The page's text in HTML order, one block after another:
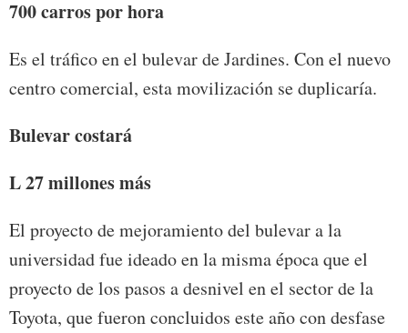
700 carros por hora
Es el tráfico en el bulevar de Jardines. Con el nuevo
centro comercial, esta movilización se duplicaría.
Bulevar costará
L 27 millones más
El proyecto de mejoramiento del bulevar a la
universidad fue ideado en la misma época que el
proyecto de los pasos a desnivel en el sector de la
Toyota, que fueron concluidos este año con desfase